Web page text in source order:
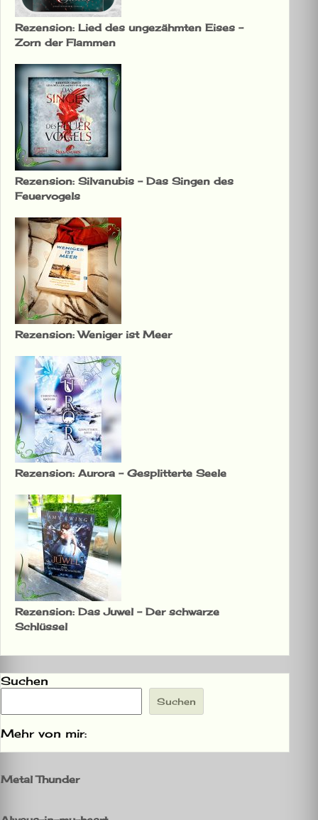
Rezension: Lied des ungezähmten Eises –
Zorn der Flammen
Rezension: Silvanubis – Das Singen des
Feuervogels
Rezension: Weniger ist Meer
Rezension: Aurora – Gesplitterte Seele
Rezension: Das Juwel – Der schwarze
Schlüssel
Suchen
Suchen
Mehr von mir:
Metal Thunder